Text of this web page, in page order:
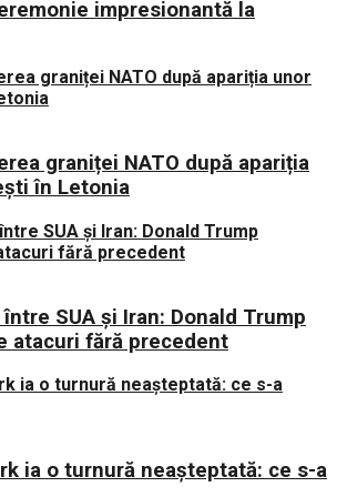
impresionantă la
graniței NATO după apariția
în Letonia
SUA și Iran: Donald Trump
atacuri fără precedent
ia o turnură neașteptată: ce s-a